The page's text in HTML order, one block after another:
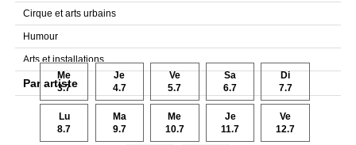
Me
3.7
Je
4.7
Ve
5.7
Sa
6.7
Di
7.7
Lu
8.7
Ma
9.7
Me
10.7
Je
11.7
Ve
12.7
Cirque et arts urbains
Humour
Arts et installations
Par artiste